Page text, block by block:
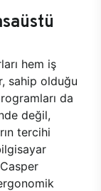
hem iş
sahip olduğu
da
değil,
tercihi